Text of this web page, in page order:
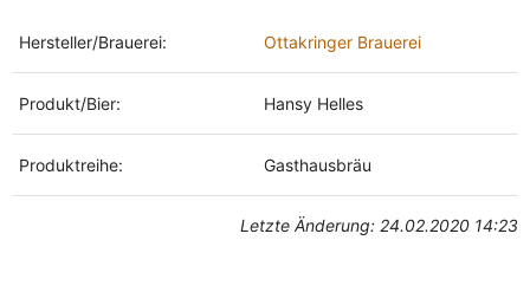
Hersteller/Brauerei: Ottakringer Brauerei
Produkt/Bier: Hansy Helles
Produktreihe: Gasthausbräu
Letzte Änderung: 24.02.2020 14:23